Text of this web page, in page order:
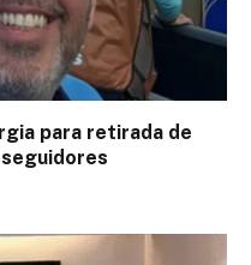
para retirada de